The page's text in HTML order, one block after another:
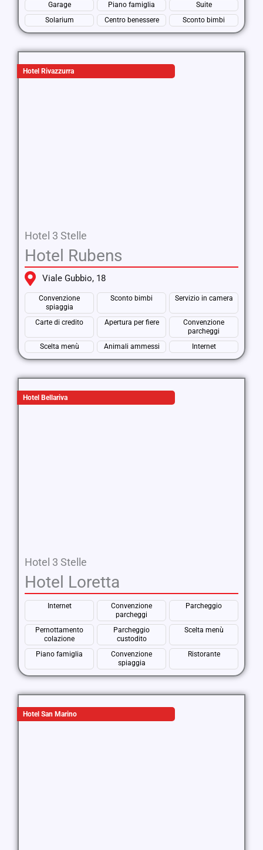
Garage
Piano famiglia
Suite
Solarium
Centro benessere Sconto bimbi
Hotel Rivazzurra
Hotel 3 Stelle
Hotel Rubens
Viale Gubbio, 18
Convenzione
spiaggia
Sconto bimbi Servizio in camera
Carte di credito Apertura per fiere
Convenzione
parcheggi
Scelta menù
Animali ammessi Internet
Hotel Bellariva
Hotel 3 Stelle
Hotel Loretta
Internet
Convenzione
parcheggi
Parcheggio
Pernottamento
colazione
Parcheggio
custodito
Scelta menù
Piano famiglia
Convenzione
spiaggia
Ristorante
Hotel San Marino